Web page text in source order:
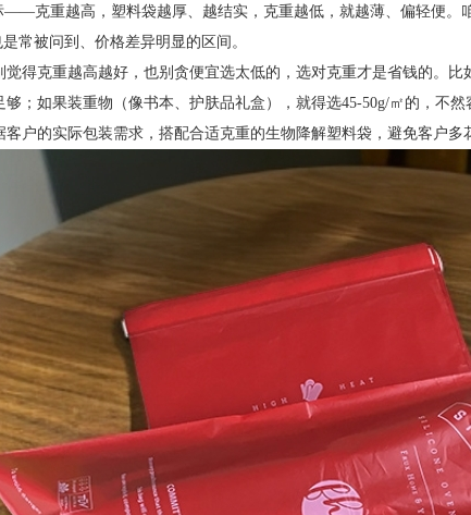
——克重越高，塑料袋越厚、越结实，克重越低，就越薄、偏轻便。
常被问到、价格差异明显的区间。
觉得克重越高越好，也别贪便宜选太低的，选对克重才是省钱的。比
够；如果装重物（像书本、护肤品礼盒），就得选45-50g/㎡的，不
户的实际包装需求，搭配合适克重的生物降解塑料袋，避免客户多